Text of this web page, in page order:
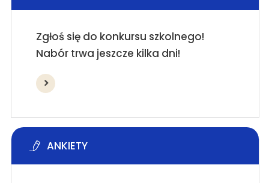
Zgłoś się do konkursu szkolnego!
Nabór trwa jeszcze kilka dni!
ANKIETY